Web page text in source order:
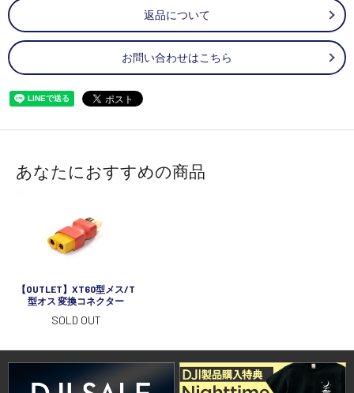
返品について
お問い合わせはこちら
あなたにおすすめの商品
【OUTLET】XT60型メス/T
型オス 変換コネクター
SOLD OUT